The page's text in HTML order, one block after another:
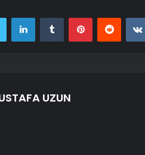
Twitter LinkedInTumblr PinterestReddit
UZUN